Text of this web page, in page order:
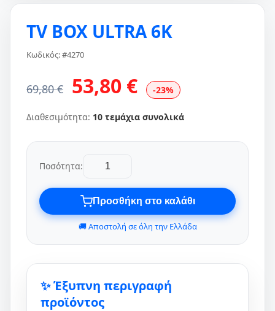
TV BOX ULTRA 6K
Κωδικός: #4270
69,80 € 53,80 € -23%
Διαθεσιμότητα: 10 τεμάχια συνολικά
Ποσότητα:
Προσθήκη στο καλάθι
🚚 Αποστολή σε όλη την Ελλάδα
✨ Έξυπνη περιγραφή
προϊόντος